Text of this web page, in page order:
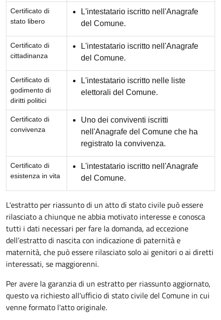
Certificato di
stato libero
L'intestatario iscritto nell'Anagrafe
del Comune.
Certificato di
cittadinanza
L'intestatario iscritto nell'Anagrafe
del Comune.
Certificato di
godimento di
diritti politici
L'intestatario iscritto nelle liste
elettorali del Comune.
Certificato di
convivenza
Uno dei conviventi iscritti
nell'Anagrafe del Comune che ha
registrato la convivenza.
Certificato di
esistenza in vita
L'intestatario iscritto nell'Anagrafe
del Comune.
L'estratto per riassunto di un atto di stato civile può essere
rilasciato a chiunque ne abbia motivato interesse e conosca
tutti i dati necessari per fare la domanda, ad eccezione
dell’estratto di nascita con indicazione di paternità e
maternità, che può essere rilasciato solo ai genitori o ai diretti
interessati, se maggiorenni.
Per avere la garanzia di un estratto per riassunto aggiornato,
questo va richiesto all'ufficio di stato civile del Comune in cui
venne formato l'atto originale.